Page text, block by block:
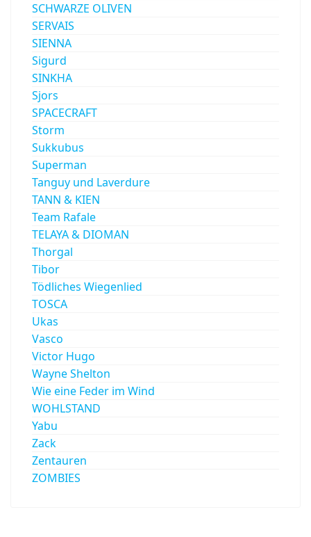
SCHWARZE OLIVEN
SERVAIS
SIENNA
Sigurd
SINKHA
Sjors
SPACECRAFT
Storm
Sukkubus
Superman
Tanguy und Laverdure
TANN & KIEN
Team Rafale
TELAYA & DIOMAN
Thorgal
Tibor
Tödliches Wiegenlied
TOSCA
Ukas
Vasco
Victor Hugo
Wayne Shelton
Wie eine Feder im Wind
WOHLSTAND
Yabu
Zack
Zentauren
ZOMBIES